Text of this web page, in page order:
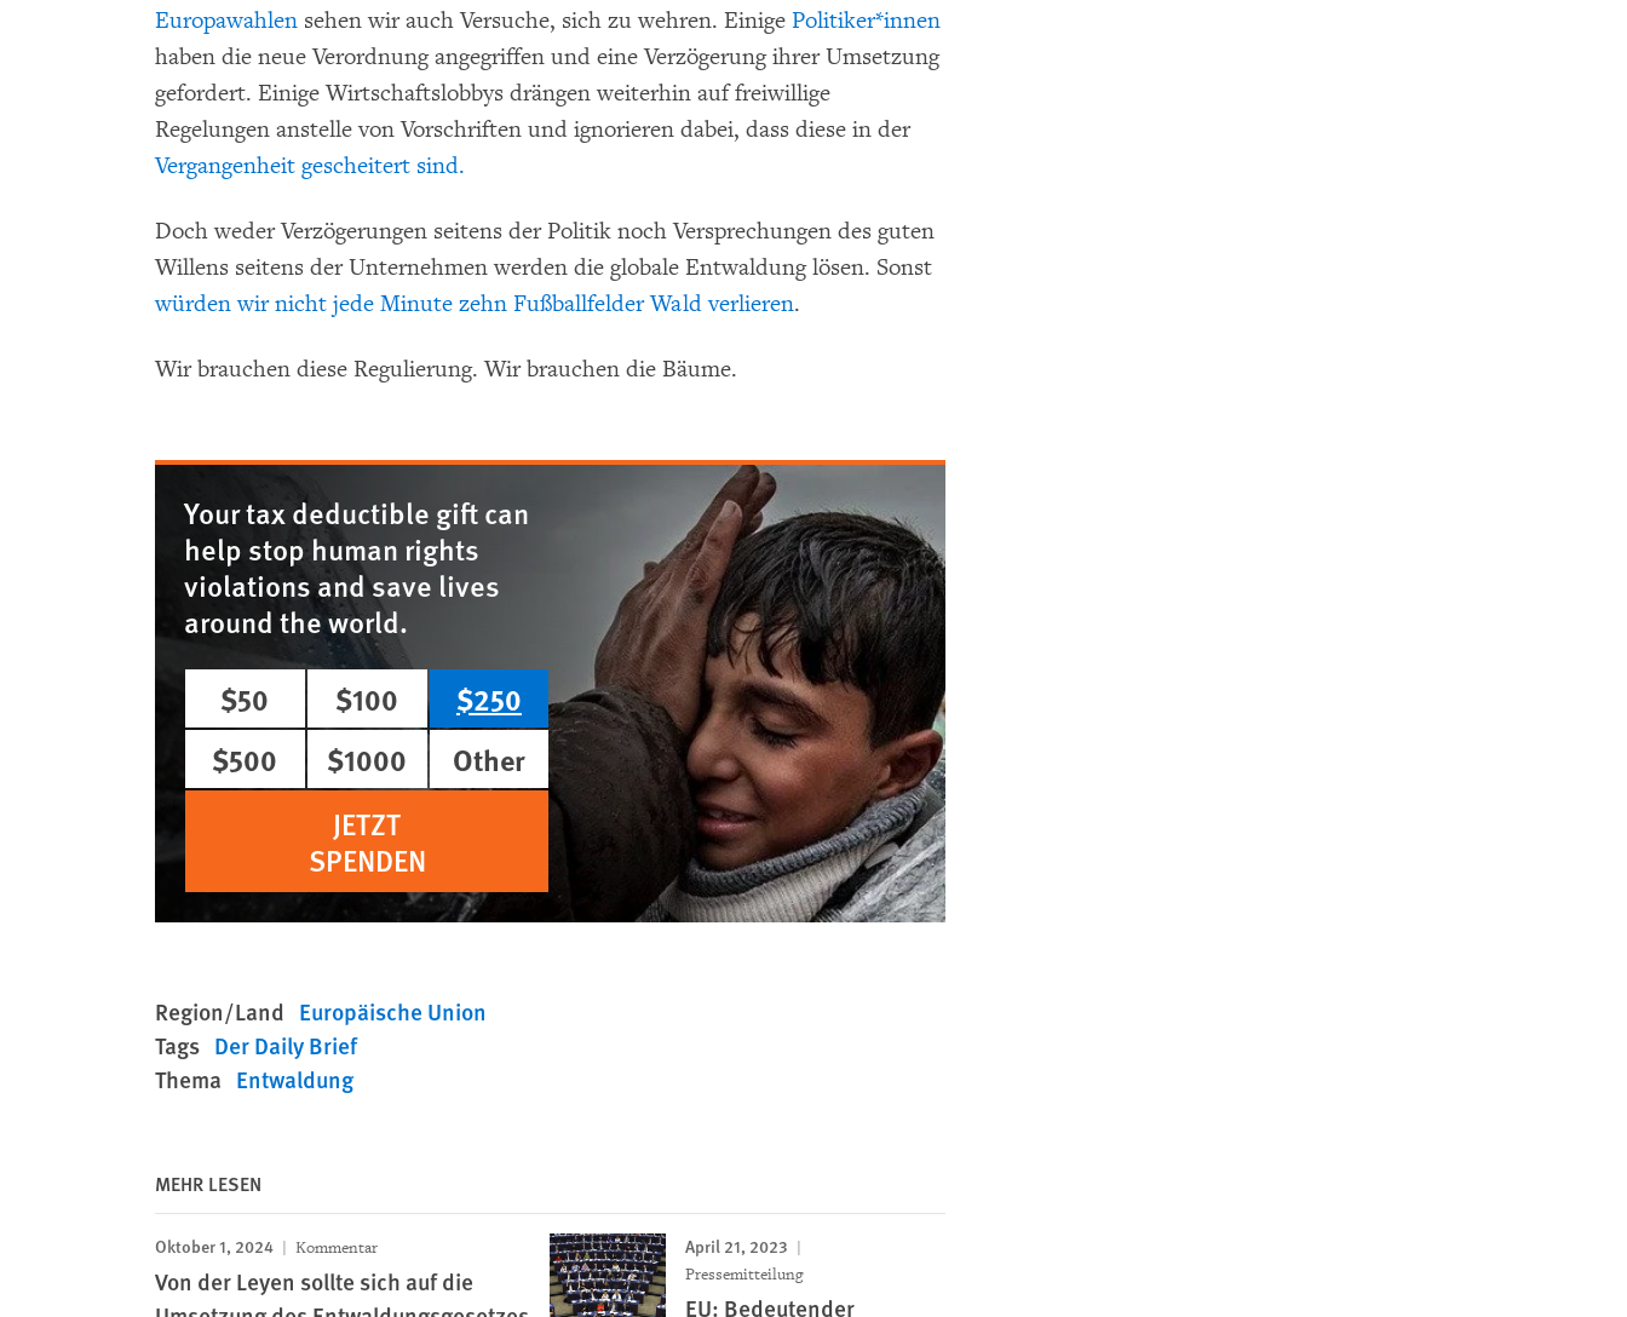
Europawahlen sehen wir auch Versuche, sich zu wehren. Einige Politiker*innen
haben die neue Verordnung angegriffen und eine Verzögerung ihrer Umsetzung
gefordert. Einige Wirtschaftslobbys drängen weiterhin auf freiwillige
Regelungen anstelle von Vorschriften und ignorieren dabei, dass diese in der
Vergangenheit gescheitert sind.
Doch weder Verzögerungen seitens der Politik noch Versprechungen des guten
Willens seitens der Unternehmen werden die globale Entwaldung lösen. Sonst
würden wir nicht jede Minute zehn Fußballfelder Wald verlieren.
Wir brauchen diese Regulierung. Wir brauchen die Bäume.
Your tax deductible gift can
help stop human rights
violations and save lives
around the world.
$50
$100
$250
$500
$1000
Other
JETZT
SPENDEN
Region/Land Europäische Union
Tags Der Daily Brief
Thema Entwaldung
MEHR LESEN
Oktober 1, 2024 Kommentar
Von der Leyen sollte sich auf die
April 21, 2023
Pressemitteilung
EU: Bedeutender